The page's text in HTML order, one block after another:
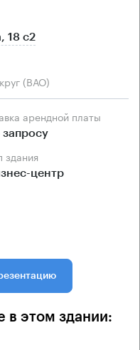
18 с2
(ВАО)
арендной платы
запросу
здания
центр
в этом здании: